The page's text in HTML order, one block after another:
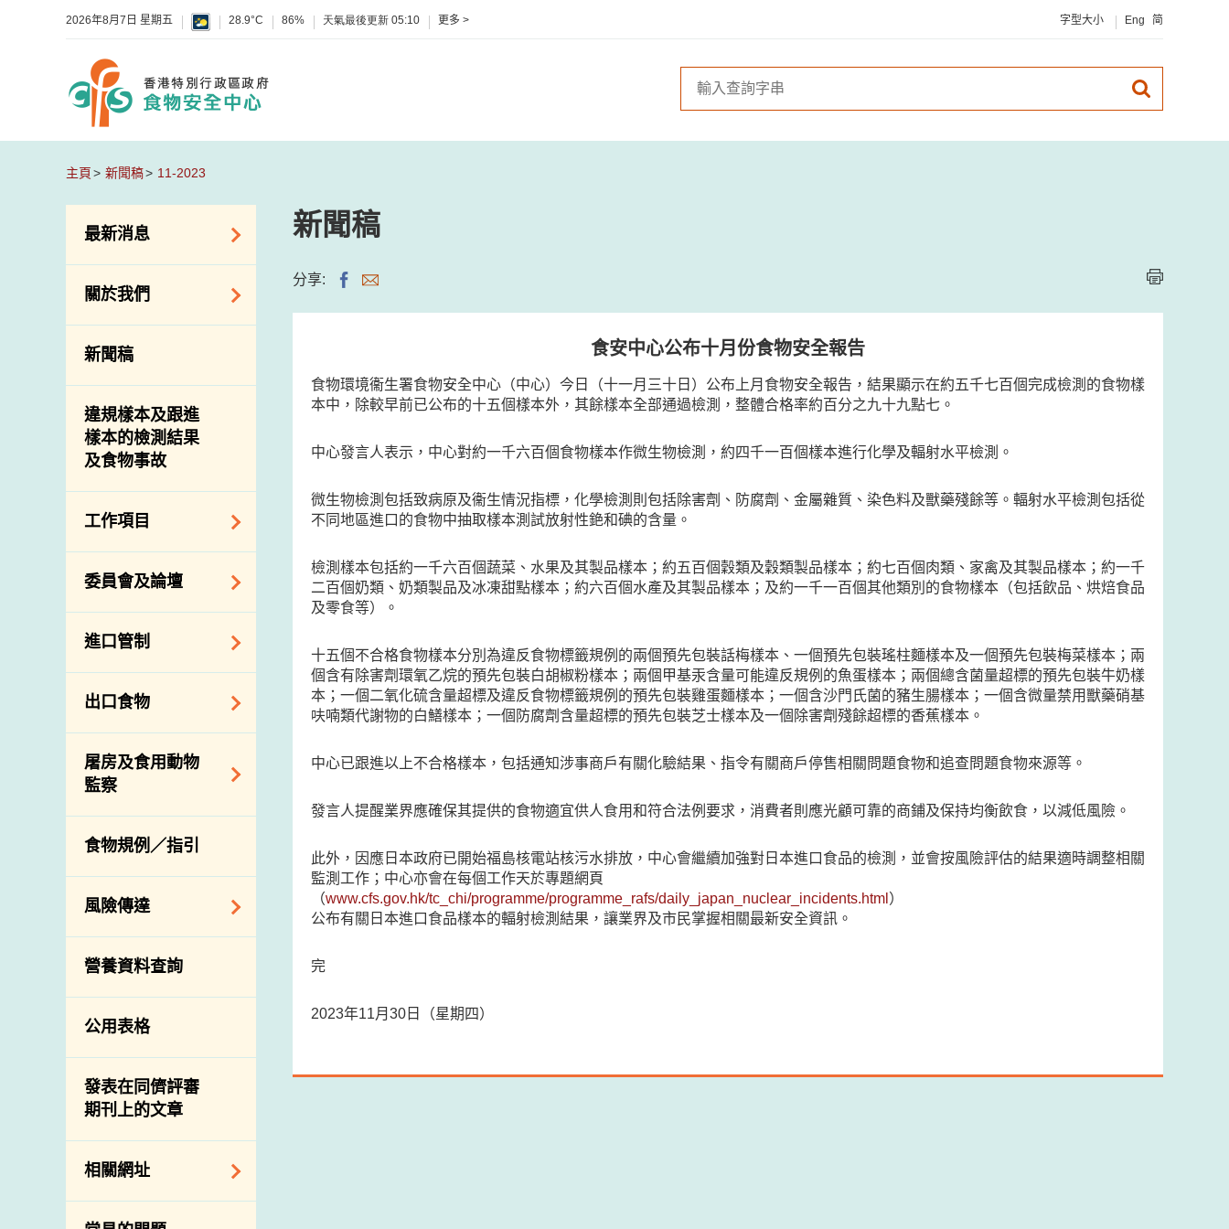
2026年8月7日 星期五 28.9°C 86% 天氣最後更新 05:10 更多 > 字型大小 Eng 简
主頁 新聞稿 11-2023
最新消息
食物警報 / 致敏物
警報
活動
關於我們
組織結構
介紹短片
新聞稿
違規樣本及跟進
樣本的檢測結果
及食物事故
工作項目
降低膳食中的鈉和
糖
食物安全重點控制
系統
基因改造食物
資料
食物安全之風險評
估
食物事故應變及管
理
食物消費量調查
總膳食研究
有機食物
高風險食物
抗菌素耐藥性
委員會及論壇
食物安全專家委員
會
消費者聯繫小組
進口管制
食物進口商和食物
分銷商登記制度
絡內地有關當局
進口食物管制
口檢驗
出口食物
出口驗證
出口食物往內地
出口商及業界的消
息
屠房及食用動物
監察
規管農業化學物及
獸醫藥物在食用動
物上的使用
屠房及疾病監測
宰前檢驗
宰後檢驗
結果
屠房及肉類檢驗
食物規例／指引
風險傳達
主題項目
項目及活動
資訊平台
下載
公開比賽
營養資料查詢
公用表格
發表在同儕評審
期刊上的文章
相關網址
相關政府部門／機
新聞稿
分享:
食安中心公布十月份食物安全報告
食物環境衞生署食物安全中心（中心）今日（十一月三十日）公布上月食物安全報告，結果顯示在約五千七百個完成檢測的食物樣
本中，除較早前已公布的十五個樣本外，其餘樣本全部通過檢測，整體合格率約百分之九十九點七。
中心發言人表示，中心對約一千六百個食物樣本作微生物檢測，約四千一百個樣本進行化學及輻射水平檢測。
微生物檢測包括致病原及衞生情況指標，化學檢測則包括除害劑、防腐劑、金屬雜質、染色料及獸藥殘餘等。輻射水平檢測包括從
不同地區進口的食物中抽取樣本測試放射性銫和碘的含量。
檢測樣本包括約一千六百個蔬菜、水果及其製品樣本；約五百個穀類及穀類製品樣本；約七百個肉類、家禽及其製品樣本；約一千
二百個奶類、奶類製品及冰凍甜點樣本；約六百個水產及其製品樣本；及約一千一百個其他類別的食物樣本（包括飲品、烘焙食品
及零食等）。
十五個不合格食物樣本分別為違反食物標籤規例的兩個預先包裝話梅樣本、一個預先包裝瑤柱麵樣本及一個預先包裝梅菜樣本；兩
個含有除害劑環氧乙烷的預先包裝白胡椒粉樣本；兩個甲基汞含量可能違反規例的魚蛋樣本；兩個總含菌量超標的預先包裝牛奶樣
本；一個二氧化硫含量超標及違反食物標籤規例的預先包裝雞蛋麵樣本；一個含沙門氏菌的豬生腸樣本；一個含微量禁用獸藥硝基
呋喃類代謝物的白鱔樣本；一個防腐劑含量超標的預先包裝芝士樣本及一個除害劑殘餘超標的香蕉樣本。
中心已跟進以上不合格樣本，包括通知涉事商戶有關化驗結果、指令有關商戶停售相關問題食物和追查問題食物來源等。
發言人提醒業界應確保其提供的食物適宜供人食用和符合法例要求，消費者則應光顧可靠的商鋪及保持均衡飲食，以減低風險。
此外，因應日本政府已開始福島核電站核污水排放，中心會繼續加強對日本進口食品的檢測，並會按風險評估的結果適時調整相關
監測工作；中心亦會在每個工作天於專題網頁
（www.cfs.gov.hk/tc_chi/programme/programme_rafs/daily_japan_nuclear_incidents.html ）
公布有關日本進口食品樣本的輻射檢測結果，讓業界及市民掌握相關最新安全資訊。
完
2023年11月30日（星期四）